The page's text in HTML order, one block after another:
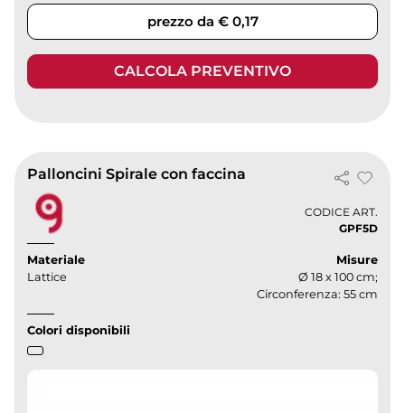
prezzo da € 0,17
CALCOLA PREVENTIVO
Palloncini Spirale con faccina
CODICE ART.
GPF5D
Materiale
Lattice
Misure
Ø 18 x 100 cm;
Circonferenza: 55 cm
Colori disponibili